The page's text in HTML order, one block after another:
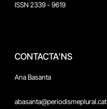
ISSN 2339 - 9619
CONTACTA'NS
Ana Basanta
abasanta@periodismeplural.cat